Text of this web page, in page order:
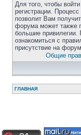
Для того, чтобы
регистрации.
позволит Вам
форума может также
большие
ознакомиться с
присутствие на
Общие
ГЛАВНАЯ